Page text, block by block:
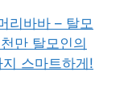
리바바 – 탈모
만 탈모인의
스마트하게!